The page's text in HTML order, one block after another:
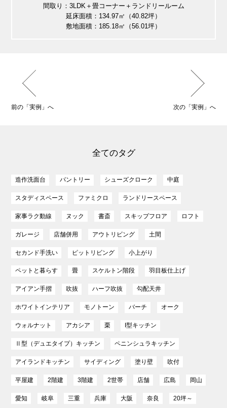
間取り：3LDK＋畳コーナー＋ランドリールーム
延床面積：134.97㎡（40.82坪）
敷地面積：185.18㎡（56.01坪）
前の「実例」へ 次の「実例」へ
全てのタグ
造作洗面台 パントリー シューズクローク 中庭
スタディスペース ファミクロ ランドリースペース
家事ラク動線 ヌック 書斎 スキップフロア ロフト
ガレージ 店舗併用 アウトリビング 土間
セカンド手洗い ピットリビング 小上がり
ペットと暮らす 畳 スケルトン階段 羽目板仕上げ
アイアン手摺 吹抜 ハーフ吹抜 勾配天井
ホワイトインテリア モノトーン バーチ オーク
ウォルナット アカシア 栗 I型キッチン
Ⅱ型（デュエタイプ）キッチン ペニンシュラキッチン
アイランドキッチン サイディング 塗り壁 吹付
平屋建 2階建 3階建 2世帯 店舗 広島 岡山
愛知 岐阜 三重 兵庫 大阪 奈良 20坪～